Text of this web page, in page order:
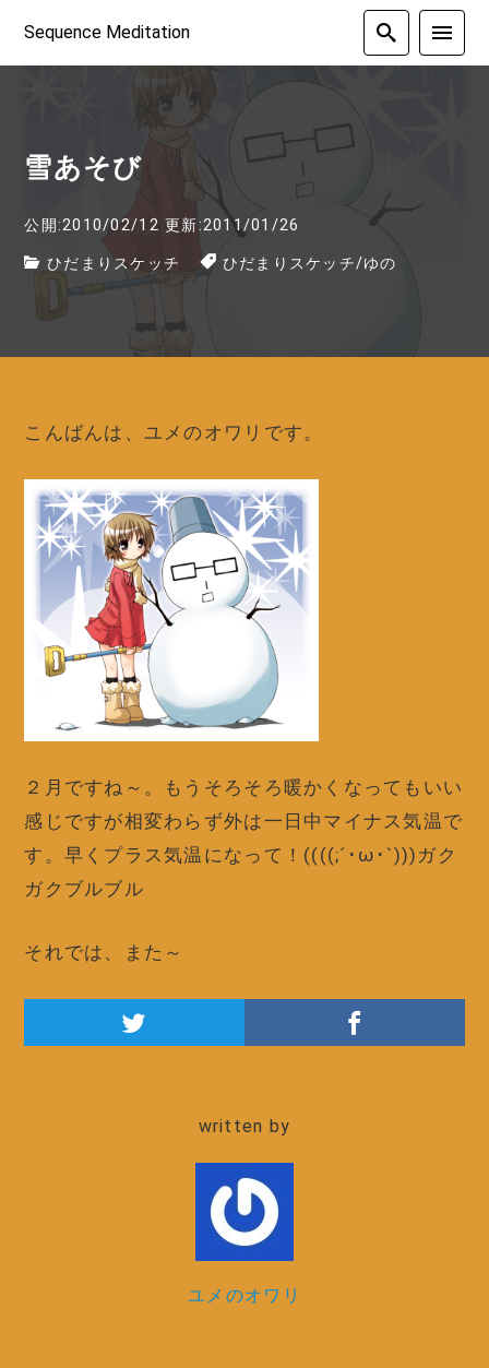
Sequence Meditation
雪あそび
公開:2010/02/12 更新:2011/01/26
ひだまりスケッチ ひだまりスケッチ/ゆの
こんばんは、ユメのオワリです。
２月ですね～。もうそろそろ暖かくなってもいい
感じですが相変わらず外は一日中マイナス気温で
す。早くプラス気温になって！((((;´･ω･`)))ガク
ガクブルブル
それでは、また～
written by
ユメのオワリ